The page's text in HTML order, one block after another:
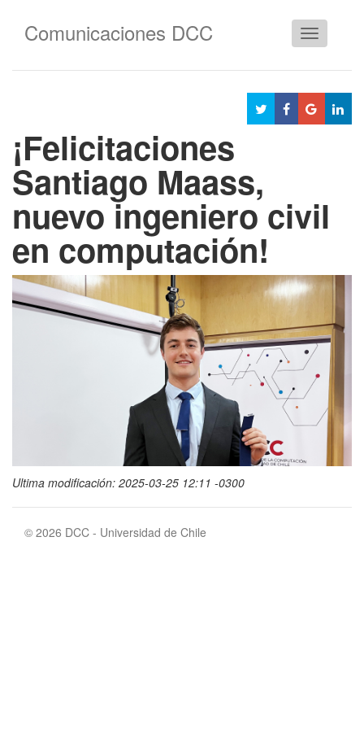
Cambiar
Comunicaciones DCC
¡Felicitaciones
Santiago Maass,
nuevo ingeniero civil
en computación!
Ultima modificación: 2025-03-25 12:11 -0300
© 2026 DCC - Universidad de Chile